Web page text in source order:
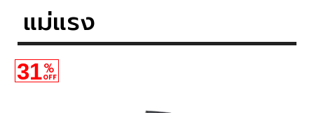
แม่แรง
31%
OFF